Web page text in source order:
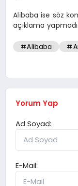
Alibaba ise söz
açıklama yapmadı.
#Alibaba
Yorum Yap
Ad Soyad:
E-Mail: